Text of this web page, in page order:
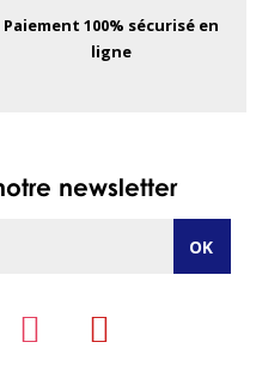
Paiement 100% sécurisé en
ligne
newsletter